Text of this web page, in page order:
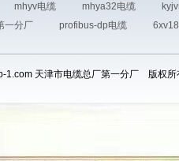
mhyv电缆 mhya32电缆
一分厂 profibus-dp电缆
1.com 天津市电缆总厂第一分厂 版权所